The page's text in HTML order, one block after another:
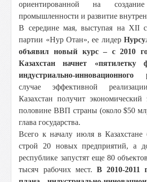
ориентированной на
промышленности и развитие
В середине мая, выступая на XII
партии «Нур Отан», ее лидер
объявил новый курс – с 2010
Казахстан начнет «пятилетку
индустриально-
случае эффективной
Казахстан получит
половине ВВП страны (около $50
глава государства.
Всего к началу июля в Казахстане
строй 20 новых предприятий, а
республике запустят еще 80
тысяч рабочих мест. В 2010-2011